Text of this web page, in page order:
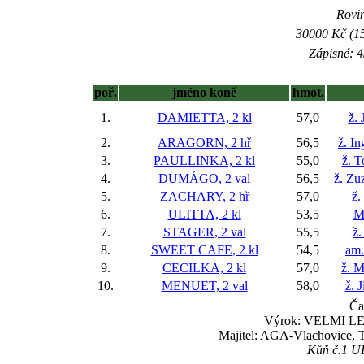
30000 Kč
Zápisné:
poř. jméno koně
hmot.
1.
DAMIETTA, 2 kl 57,0
ž.
2.
ARAGORN, 2 hř 56,5
ž.
3.
PAULLINKA, 2 kl 55,0
ž.
4.
DUMÁGO, 2 val 56,5
ž.
5.
ZACHARY, 2 hř 57,0
ž.
6.
ULITTA, 2 kl 53,5
7.
STAGER, 2 val 55,5
ž.
8.
SWEET CAFE, 2 kl 54,5
9.
CECILKA, 2 kl 57,0
ž.
10.
MENUET, 2 val 58,0
ž.
Výrok: VELMI
Majitel: AGA-Vlachovice,
Kůň č.1